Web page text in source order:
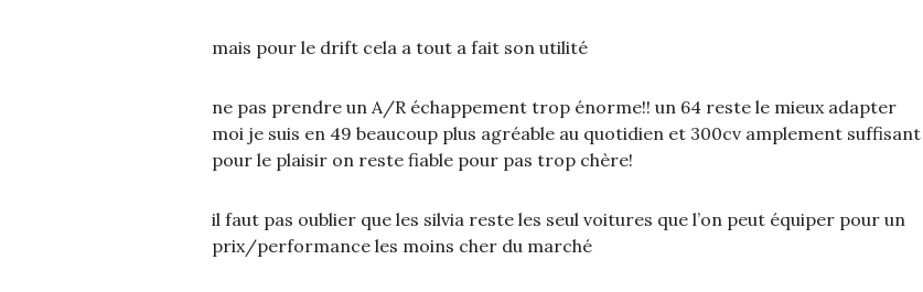
mais pour le drift cela a tout a fait son utilité
ne pas prendre un A/R échappement trop énorme!! un 64 reste le mieux adapter
moi je suis en 49 beaucoup plus agréable au quotidien et 300cv amplement suffisant
pour le plaisir on reste fiable pour pas trop chère!
il faut pas oublier que les silvia reste les seul voitures que l’on peut équiper pour un
prix/performance les moins cher du marché